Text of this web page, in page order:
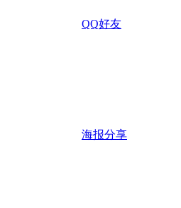
QQ好友
海报分享